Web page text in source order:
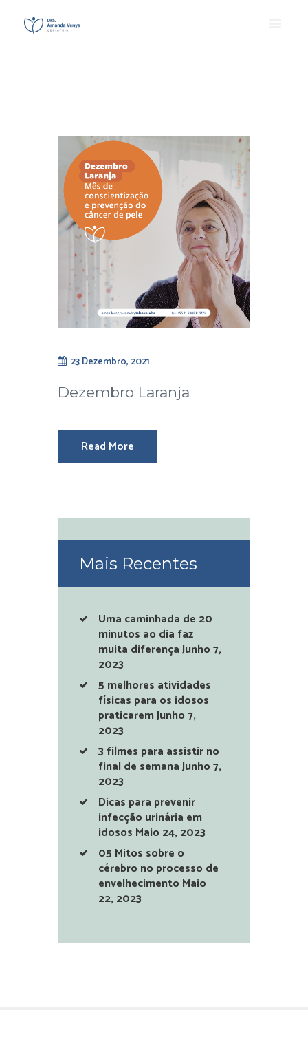
23 Dezembro, 2021
Dezembro Laranja
Read More
Mais Recentes
Uma caminhada de 20
minutos ao dia faz
muita diferençaJunho 7,
2023
5 melhores atividades
físicas para os idosos
praticaremJunho 7,
2023
3 filmes para assistir no
final de semanaJunho 7,
2023
Dicas para prevenir
infecção urinária em
idosos Maio 24, 2023
05 Mitos sobre o
cérebro no processo de
envelhecimento Maio
22, 2023